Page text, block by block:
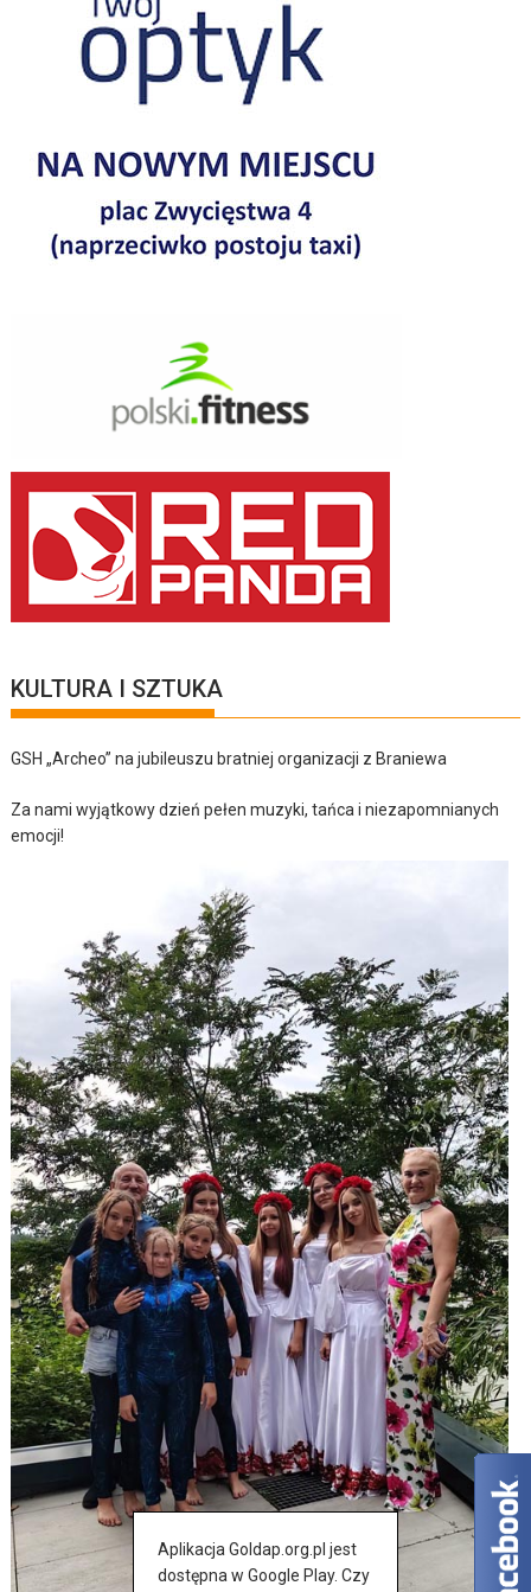
KULTURA I SZTUKA
GSH „Archeo” na jubileuszu bratniej organizacji z Braniewa
Za nami wyjątkowy dzień pełen muzyki, tańca i niezapomnianych
emocji!
Aplikacja Goldap.org.pl jest
dostępna w Google Play. Czy